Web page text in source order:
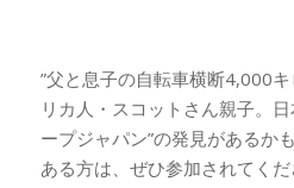
”父と息子の自転車横断4,000
リカ人・スコットさん親子。
ープジャパン”の発見があるか
ある方は、ぜひ参加されてくだ